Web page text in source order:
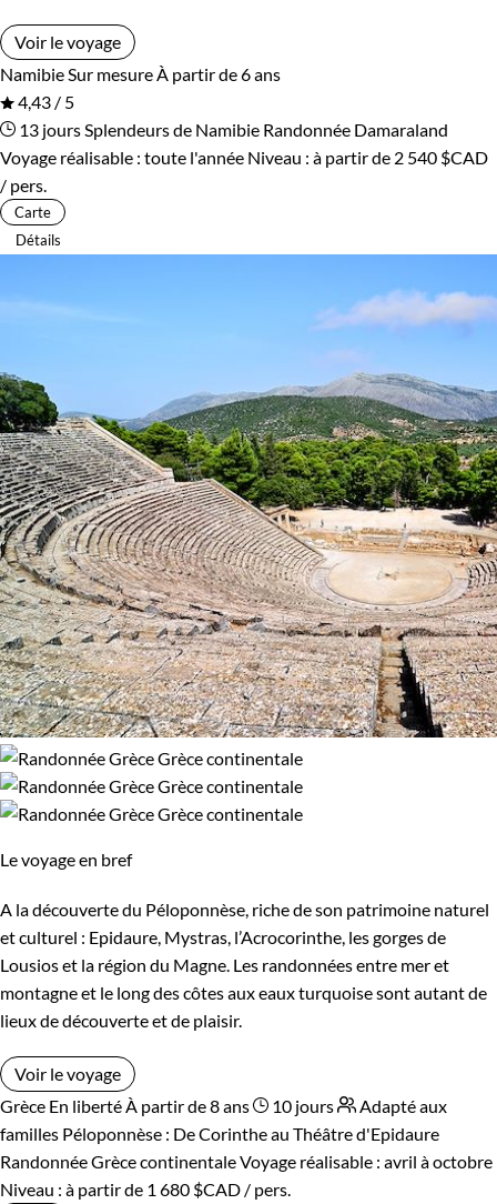
Voir le voyage
Namibie Sur mesure À partir de 6 ans
4,43 / 5
13 jours Splendeurs de Namibie Randonnée Damaraland
Voyage réalisable : toute l'année Niveau : à partir de 2 540 $CAD
/ pers.
Carte
Détails
Le voyage en bref
A la découverte du Péloponnèse, riche de son patrimoine naturel
et culturel : Epidaure, Mystras, l’Acrocorinthe, les gorges de
Lousios et la région du Magne. Les randonnées entre mer et
montagne et le long des côtes aux eaux turquoise sont autant de
lieux de découverte et de plaisir.
Voir le voyage
Grèce En liberté À partir de 8 ans 10 jours
Adapté aux
familles Péloponnèse : De Corinthe au Théâtre d'Epidaure
Randonnée Grèce continentaleVoyage réalisable : avril à octobre
Niveau : à partir de 1 680 $CAD / pers.